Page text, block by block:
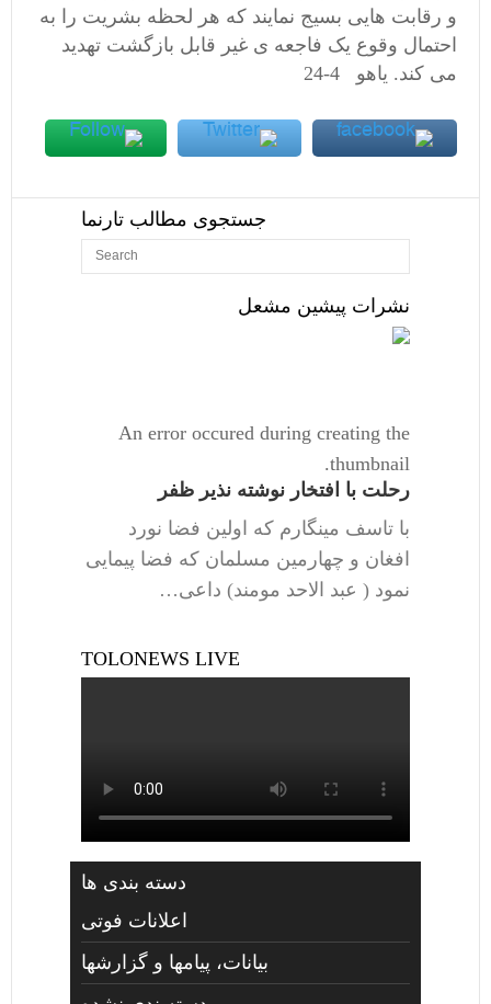
و رقابت هایی بسیج نمایند که هر لحظه بشریت را به
احتمال وقوع یک فاجعه ی غیر قابل بازگشت تهدید
می کند. یاهو 4-24
جستجوی مطالب تارنما
نشرات پیشین مشعل
An error occured during creating the
thumbnail.
رحلت با افتخار نوشته نذیر ظفر
با تاسف مینگارم که اولین فضا نورد
افغان و چهارمین مسلمان که فضا پیمایی
نمود ( عبد الاحد مومند) داعی…
TOLONEWS LIVE
دسته بندی ها
اعلانات فوتی
بیانات، پیامها و گزارشها